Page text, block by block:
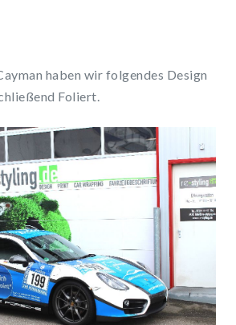
haben wir folgendes Design
Foliert.